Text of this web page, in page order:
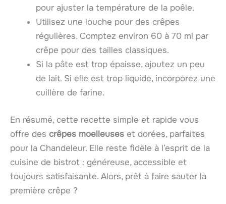
pour ajuster la température de la poêle.
Utilisez une louche pour des crêpes
régulières. Comptez environ 60 à 70 ml par
crêpe pour des tailles classiques.
Si la pâte est trop épaisse, ajoutez un peu
de lait. Si elle est trop liquide, incorporez une
cuillère de farine.
En résumé, cette recette simple et rapide vous
offre des crêpes moelleuses et dorées, parfaites
pour la Chandeleur. Elle reste fidèle à l’esprit de la
cuisine de bistrot : généreuse, accessible et
toujours satisfaisante. Alors, prêt à faire sauter la
première crêpe ?